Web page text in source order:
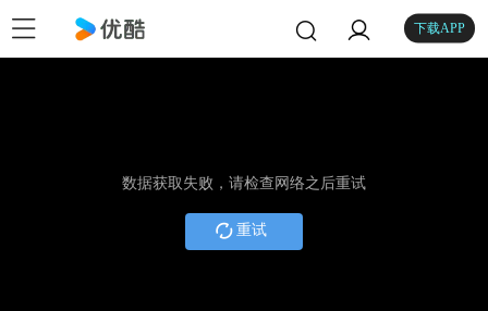
下载APP
数据获取失败，请检查网络之后重试
重试